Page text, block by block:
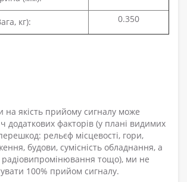
кг): 0.350
на якість прийому сигналу може
додаткових факторів (у плані видимих
рельєф місцевості, гори,
будови, сумісність обладнання, а
тощо), ми не
100% прийом сигналу.